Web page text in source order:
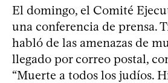
El domingo, el Comité
una conferencia de prensa.
habló de las amenazas de
llegado por correo postal,
“Muerte a todos los judíos.